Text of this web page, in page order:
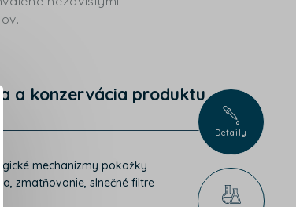
Detaily
a konzervácia produktu
mechanizmy pokožky
zmatňovanie, slnečné filtre